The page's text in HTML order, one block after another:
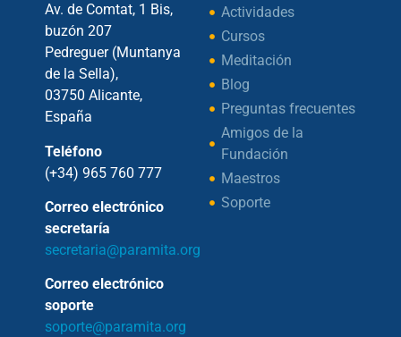
Av. de Comtat, 1 Bis,
buzón 207
Pedreguer (Muntanya
de la Sella),
03750 Alicante,
España
Teléfono
(+34) 965 760 777
Correo electrónico
secretaría
secretaria@paramita.org
Correo electrónico
soporte
soporte@paramita.org
Actividades
Cursos
Meditación
Blog
Preguntas frecuentes
Amigos de la
Fundación
Maestros
Soporte